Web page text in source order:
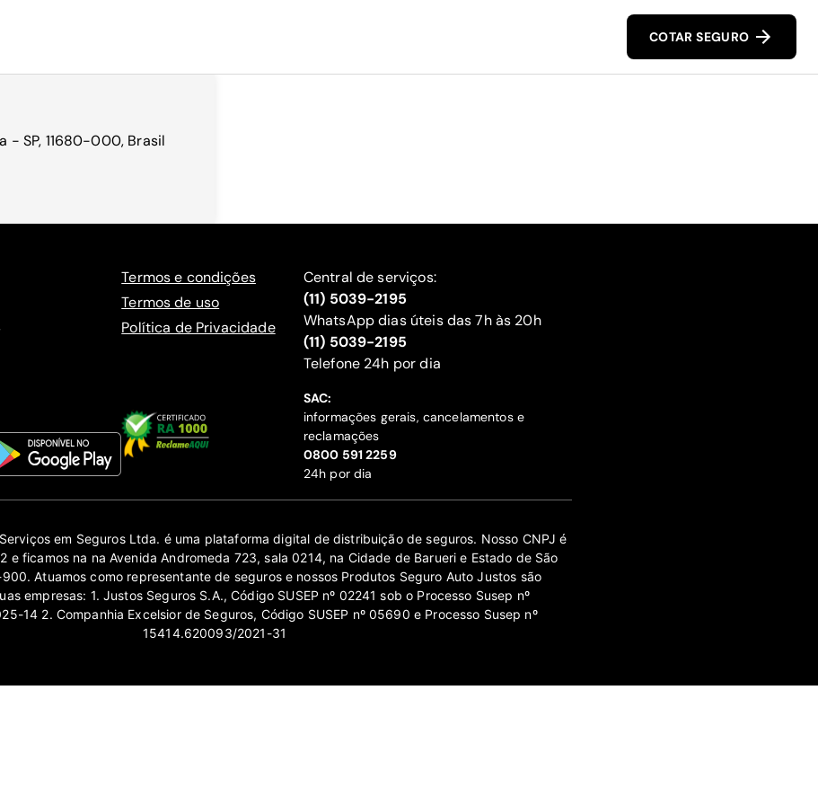
COTAR SEGURO
- SP, 11680-000, Brasil
Termos e condições
Termos de uso
Política de Privacidade
Central de serviços:
(11) 5039-2195
WhatsApp dias úteis das 7h às 20h
(11) 5039-2195
‍Telefone 24h por dia
SAC:
informações gerais, cancelamentos e
reclamações
‍0800 591 2259
24h por dia
em Seguros Ltda. é uma plataforma digital de distribuição de seguros. Nosso CNPJ é
e ficamos na na Avenida Andromeda 723, sala 0214, na Cidade de Barueri e Estado de São
Atuamos como representante de seguros e nossos Produtos Seguro Auto Justos são
empresas: 1. Justos Seguros S.A., Código SUSEP nº 02241 sob o Processo Susep nº
14 2. Companhia Excelsior de Seguros, Código SUSEP nº 05690 e Processo Susep nº
15414.620093/2021-31